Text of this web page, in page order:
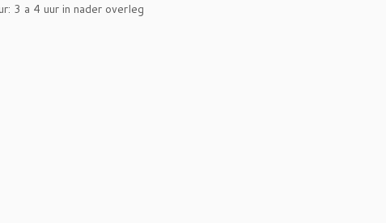
3 a 4 uur in nader overleg